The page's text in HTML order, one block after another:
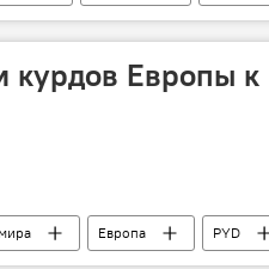
Кино Презентация
курдов Европы к
Европа PYD